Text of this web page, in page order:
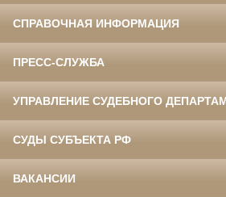
СПРАВОЧНАЯ ИНФОРМАЦИЯ
ПРЕСС-СЛУЖБА
УПРАВЛЕНИЕ СУДЕБНОГО
СУДЫ СУБЪЕКТА РФ
ВАКАНСИИ